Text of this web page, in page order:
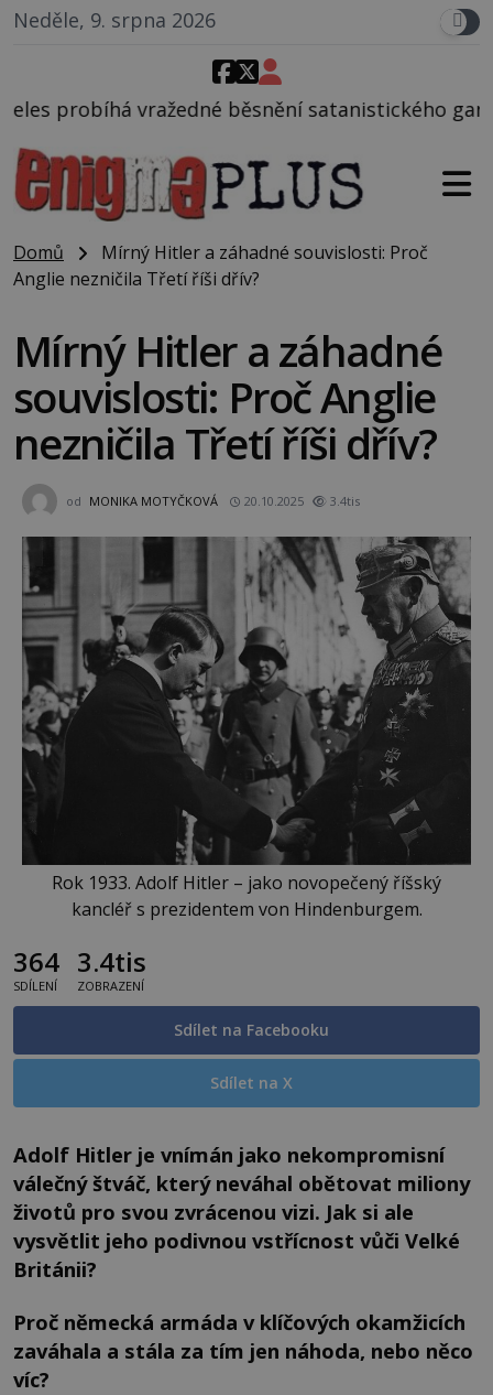
Neděle, 9. srpna 2026
běsnění satanistického gangu vedeného
Domů
Mírný Hitler a záhadné souvislosti: Proč
Anglie nezničila Třetí říši dřív?
Mírný Hitler a záhadné
souvislosti: Proč Anglie
nezničila Třetí říši dřív?
od MONIKA MOTYČKOVÁ 20.10.2025 3.4tis
Rok 1933. Adolf Hitler – jako novopečený říšský
kancléř s prezidentem von Hindenburgem.
364
SDÍLENÍ
3.4tis
ZOBRAZENÍ
Sdílet na Facebooku
Sdílet na X
Adolf Hitler je vnímán jako nekompromisní
válečný štváč, který neváhal obětovat miliony
životů pro svou zvrácenou vizi. Jak si ale
vysvětlit jeho podivnou vstřícnost vůči Velké
Británii?
Proč německá armáda v klíčových okamžicích
zaváhala a stála za tím jen náhoda, nebo něco
víc?